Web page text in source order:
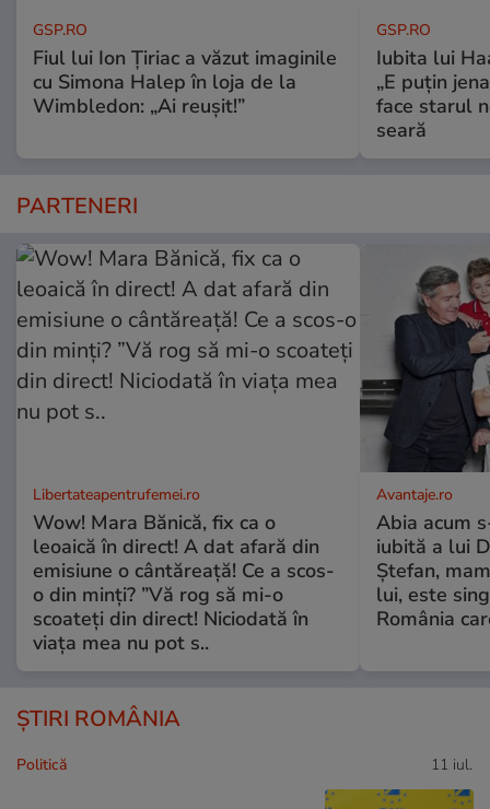
GSP.RO
Fiul lui Ion Țiriac a văzut imaginile
cu Simona Halep în loja de la
Wimbledon: „Ai reușit!”
GSP.RO
Iubita lui
„E puțin
face starul
seară
PARTENERI
Libertateapentrufemei.ro
Wow! Mara Bănică, fix ca o
leoaică în direct! A dat afară din
emisiune o cântăreață! Ce a scos-
o din minți? ”Vă rog să mi-o
scoateți din direct! Niciodată în
viața mea nu pot s..
Avantaje.ro
Abia acum
iubită a lui
Ștefan,
lui, este
România
ȘTIRI ROMÂNIA
Politică 11 iul.